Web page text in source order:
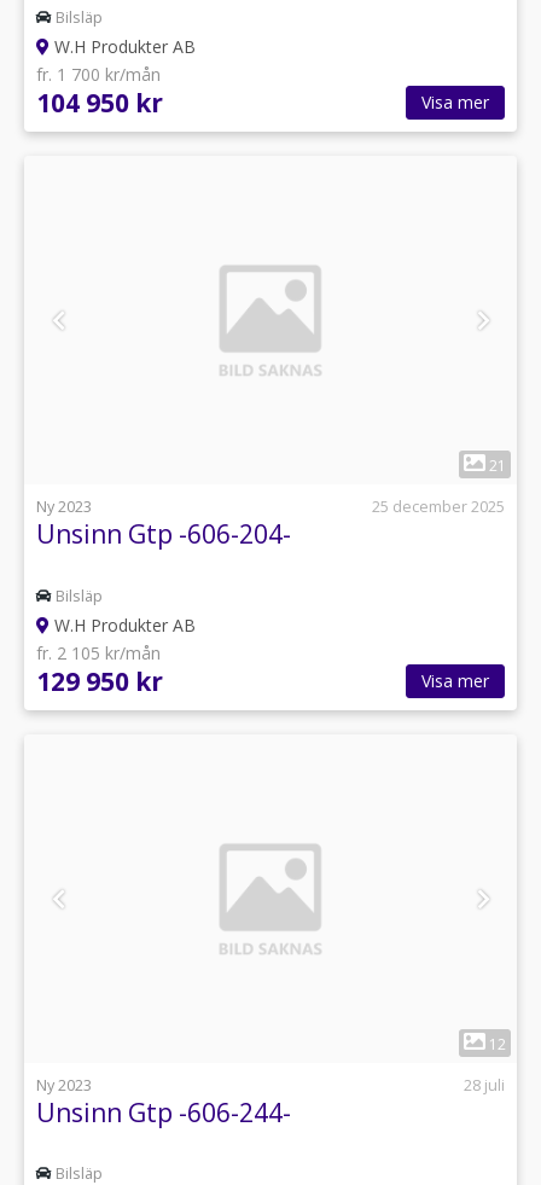
Bilsläp
W.H Produkter AB
fr. 1 700 kr/mån
104 950 kr Visa mer
21
Ny 2023
25 december 2025
Unsinn Gtp -606-204-
Bilsläp
W.H Produkter AB
fr. 2 105 kr/mån
129 950 kr Visa mer
12
Ny 2023
28 juli
Unsinn Gtp -606-244-
Bilsläp